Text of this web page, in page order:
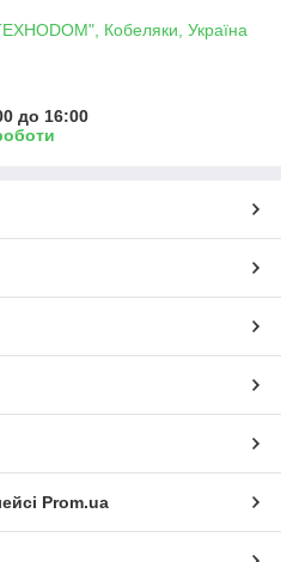
Кобеляки, Україна
до 16:00
Prom.ua